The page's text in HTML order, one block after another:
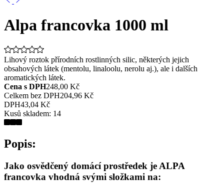
Alpa francovka 1000 ml
Lihový roztok přírodních rostlinných silic, některých jejich
obsahových látek (mentolu, linaloolu, nerolu aj.), ale i dalších
aromatických látek.
Cena s DPH248,00 Kč
Celkem bez DPH204,96 Kč
DPH43,04 Kč
Kusů skladem: 14
Popis:
Jako osvědčený domácí prostředek je ALPA
francovka vhodná svými složkami na: